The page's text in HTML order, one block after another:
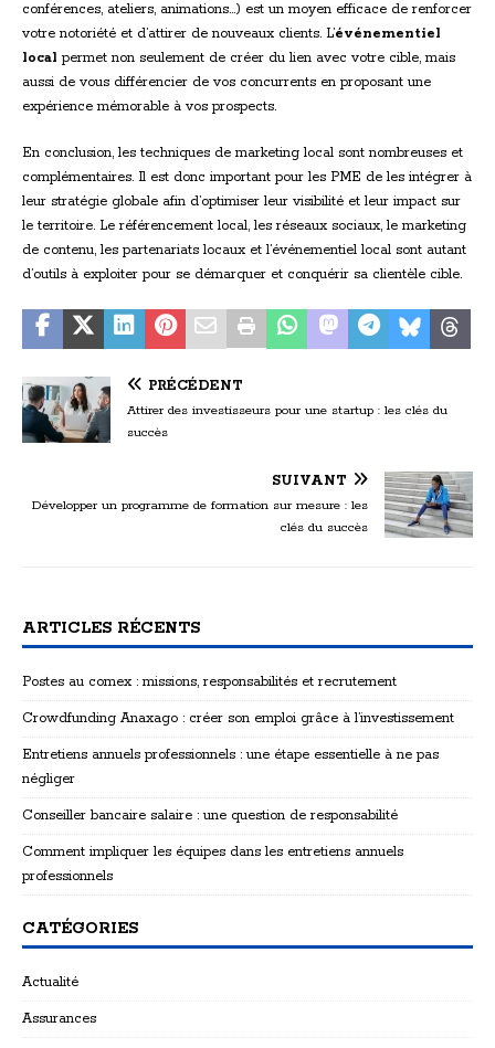
conférences, ateliers, animations…) est un moyen efficace de renforcer
votre notoriété et d’attirer de nouveaux clients. L’événementiel
local permet non seulement de créer du lien avec votre cible, mais
aussi de vous différencier de vos concurrents en proposant une
expérience mémorable à vos prospects.
En conclusion, les techniques de marketing local sont nombreuses et
complémentaires. Il est donc important pour les PME de les intégrer à
leur stratégie globale afin d’optimiser leur visibilité et leur impact sur
le territoire. Le référencement local, les réseaux sociaux, le marketing
de contenu, les partenariats locaux et l’événementiel local sont autant
d’outils à exploiter pour se démarquer et conquérir sa clientèle cible.
PRÉCÉDENT
Attirer des investisseurs pour une startup : les clés du
succès
SUIVANT
Développer un programme de formation sur mesure : les
clés du succès
ARTICLES RÉCENTS
Postes au comex : missions, responsabilités et recrutement
Crowdfunding Anaxago : créer son emploi grâce à l’investissement
Entretiens annuels professionnels : une étape essentielle à ne pas
négliger
Conseiller bancaire salaire : une question de responsabilité
Comment impliquer les équipes dans les entretiens annuels
professionnels
CATÉGORIES
Actualité
Assurances